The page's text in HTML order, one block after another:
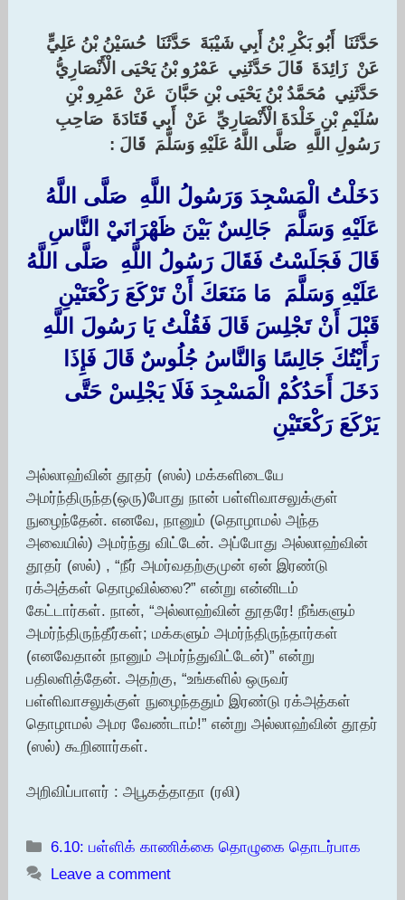
حَدَّثَنَا ‏ ‏أَبُو بَكْرِ بْنُ أَبِي شَيْبَةَ ‏ ‏حَدَّثَنَا ‏ ‏حُسَيْنُ بْنُ عَلِيٍّ ‏
‏عَنْ ‏ ‏زَائِدَةَ ‏ ‏قَالَ حَدَّثَنِي ‏ ‏عَمْرُو بْنُ يَحْيَى الْأَنْصَارِيُّ ‏
‏حَدَّثَنِي ‏ ‏مُحَمَّدُ بْنُ يَحْيَى بْنِ حَبَّانَ ‏ ‏عَنْ ‏ ‏عَمْرِو بْنِ
سُلَيْمِ بْنِ خَلْدَةَ الْأَنْصَارِيِّ ‏ ‏عَنْ ‏ ‏أَبِي قَتَادَةَ ‏ ‏صَاحِبِ
رَسُولِ اللَّهِ ‏ ‏صَلَّى اللَّهُ عَلَيْهِ وَسَلَّمَ ‏ ‏قَالَ :‏‏
دَخَلْتُ الْمَسْجِدَ وَرَسُولُ اللَّهِ ‏ ‏صَلَّى اللَّهُ
عَلَيْهِ وَسَلَّمَ ‏ ‏جَالِسٌ بَيْنَ ظَهْرَانَيْ النَّاسِ
قَالَ فَجَلَسْتُ فَقَالَ رَسُولُ اللَّهِ ‏ ‏صَلَّى اللَّهُ
عَلَيْهِ وَسَلَّمَ ‏ ‏مَا مَنَعَكَ أَنْ تَرْكَعَ رَكْعَتَيْنِ
قَبْلَ أَنْ تَجْلِسَ قَالَ فَقُلْتُ يَا رَسُولَ اللَّهِ
رَأَيْتُكَ جَالِسًا وَالنَّاسُ جُلُوسٌ قَالَ فَإِذَا
دَخَلَ أَحَدُكُمْ الْمَسْجِدَ فَلَا يَجْلِسْ حَتَّى
يَرْكَعَ رَكْعَتَيْنِ
அல்லாஹ்வின் தூதர் (ஸல்) மக்களிடையே
அமர்ந்திருந்த(ஒரு)போது நான் பள்ளிவாசலுக்குள்
நுழைந்தேன். எனவே, நானும் (தொழாமல் அந்த
அவையில்) அமர்ந்து விட்டேன். அப்போது அல்லாஹ்வின்
தூதர் (ஸல்) , “நீர் அமர்வதற்குமுன் ஏன் இரண்டு
ரக்அத்கள் தொழவில்லை?” என்று என்னிடம்
கேட்டார்கள். நான், “அல்லாஹ்வின் தூதரே! நீங்களும்
அமர்ந்திருந்தீர்கள்; மக்களும் அமர்ந்திருந்தார்கள்
(எனவேதான் நானும் அமர்ந்துவிட்டேன்)” என்று
பதிலளித்தேன். அதற்கு, “உங்களில் ஒருவர்
பள்ளிவாசலுக்குள் நுழைந்ததும் இரண்டு ரக்அத்கள்
தொழாமல் அமர வேண்டாம்!” என்று அல்லாஹ்வின் தூதர்
(ஸல்) கூறினார்கள்.
அறிவிப்பாளர் : அபூகத்தாதா (ரலி)
Categories
6.10: பள்ளிக் காணிக்கை தொழுகை தொடர்பாக
Leave a comment